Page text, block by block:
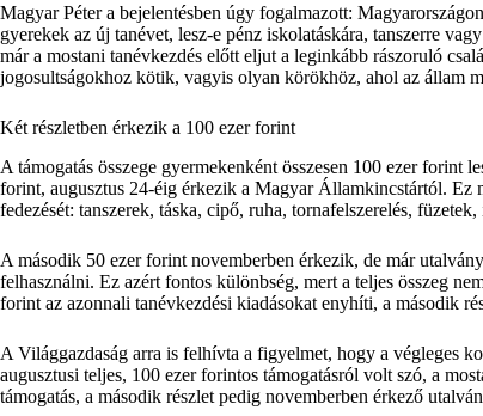
Magyar Péter a bejelentésben úgy fogalmazott:
gyerekek az új tanévet, lesz-e pénz iskolatáskára, tanszerre
már a mostani tanévkezdés előtt eljut a leginkább rászoruló
jogosultságokhoz kötik, vagyis olyan körökhöz, ahol az állam
Két részletben érkezik a 100 ezer forint
A támogatás összege gyermekenként összesen 100 ezer forint
forint, augusztus 24-éig érkezik a Magyar Államkincstártól. Ez
fedezését: tanszerek, táska, cipő, ruha, tornafelszerelés,
A második 50 ezer forint novemberben érkezik, de már
felhasználni. Ez azért fontos különbség, mert a teljes összeg
forint az azonnali tanévkezdési kiadásokat enyhíti, a második
A Világgazdaság arra is felhívta a figyelmet, hogy a végleges
augusztusi teljes, 100 ezer forintos támogatásról volt szó, a
támogatás, a második részlet pedig novemberben érkező